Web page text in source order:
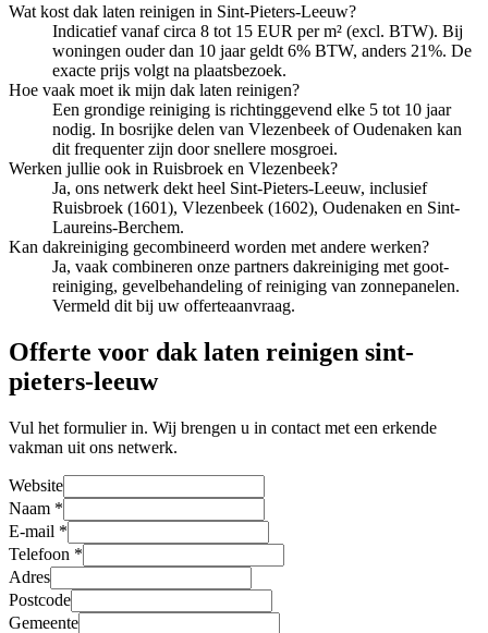
Wat kost dak laten reinigen in Sint-Pieters-Leeuw?
Indicatief vanaf circa 8 tot 15 EUR per m² (excl. BTW). Bij
woningen ouder dan 10 jaar geldt 6% BTW, anders 21%. De
exacte prijs volgt na plaatsbezoek.
Hoe vaak moet ik mijn dak laten reinigen?
Een grondige reiniging is richtinggevend elke 5 tot 10 jaar
nodig. In bosrijke delen van Vlezenbeek of Oudenaken kan
dit frequenter zijn door snellere mosgroei.
Werken jullie ook in Ruisbroek en Vlezenbeek?
Ja, ons netwerk dekt heel Sint-Pieters-Leeuw, inclusief
Ruisbroek (1601), Vlezenbeek (1602), Oudenaken en Sint-
Laureins-Berchem.
Kan dakreiniging gecombineerd worden met andere werken?
Ja, vaak combineren onze partners dakreiniging met goot-
reiniging, gevelbehandeling of reiniging van zonnepanelen.
Vermeld dit bij uw offerteaanvraag.
Offerte voor dak laten reinigen sint-
pieters-leeuw
Vul het formulier in. Wij brengen u in contact met een erkende
vakman uit ons netwerk.
Website
Naam *
E-mail *
Telefoon *
Adres
Postcode
Gemeente